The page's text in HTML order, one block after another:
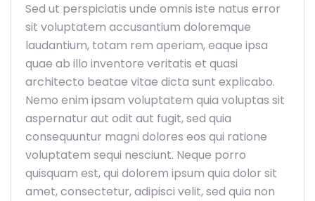
Sed ut perspiciatis unde omnis iste natus error
sit voluptatem accusantium doloremque
laudantium, totam rem aperiam, eaque ipsa
quae ab illo inventore veritatis et quasi
architecto beatae vitae dicta sunt explicabo.
Nemo enim ipsam voluptatem quia voluptas sit
aspernatur aut odit aut fugit, sed quia
consequuntur magni dolores eos qui ratione
voluptatem sequi nesciunt. Neque porro
quisquam est, qui dolorem ipsum quia dolor sit
amet, consectetur, adipisci velit, sed quia non